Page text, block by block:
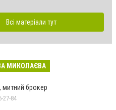
Всі матеріали тут
МИКОЛАЄВА
митний брокер
27-84